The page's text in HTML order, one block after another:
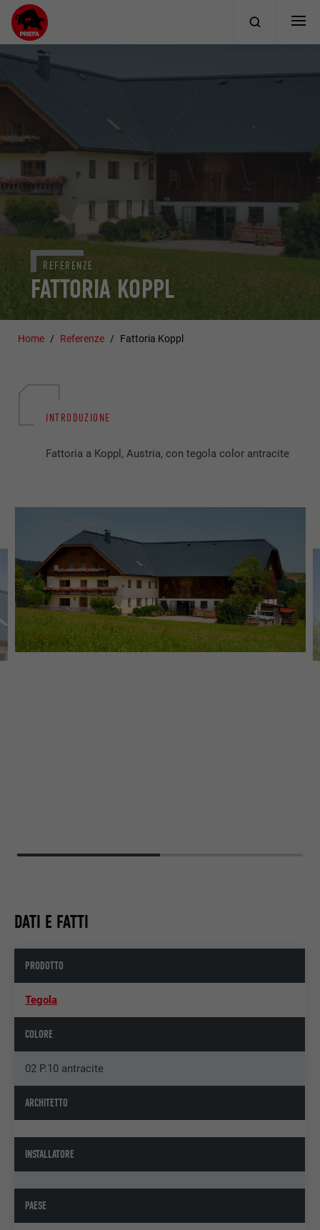
FATTORIA KOPPL
REFERENZE
Home Referenze Fattoria Koppl
INTRODUZIONE
Fattoria a Koppl, Austria, con tegola color antracite
DATI E FATTI
PRODOTTO
Tegola
COLORE
02 P.10 antracite
ARCHITETTO
INSTALLATORE
PAESE